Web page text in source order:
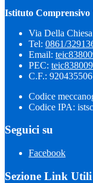
Istituto
Via Della
Tel: 0861/
Email:
PEC:
C.F.:
Codice
Codice IPA:
Seguici su
Facebook
Sezione Link Utili